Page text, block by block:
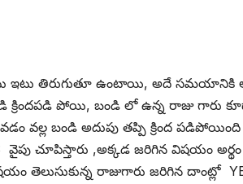
తిరుగుతూ ఉంటాయి, అదే సమయానికి ఆ
క్రిందపడి పోయి, బండి లో ఉన్న రాజు
వల్ల బండి అదుపు తప్పి క్రింద
చూపిస్తారు ,అక్కడ జరిగిన విషయం
తెలుసుకున్న రాజుగారు జరిగిన దాంట్లో